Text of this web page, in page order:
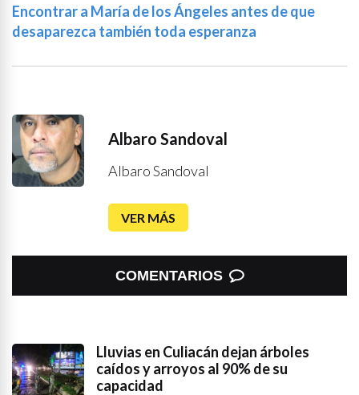
Encontrar a María de los Ángeles antes de que
desaparezca también toda esperanza
Albaro Sandoval
Albaro Sandoval
VER MÁS
COMENTARIOS
Lluvias en Culiacán dejan árboles
caídos y arroyos al 90% de su
capacidad